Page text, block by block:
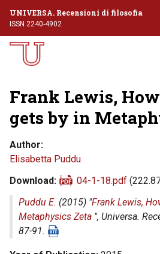
UNIVERSA. Recensioni di filosofia
ISSN 2240-4902
Frank Lewis,
gets by in
Author
Elisabetta Puddu
Download
04-1-18.pdf
Puddu E. (2015) "Frank Lewis,
Metaphysics Zeta ", Universa.
87-91.